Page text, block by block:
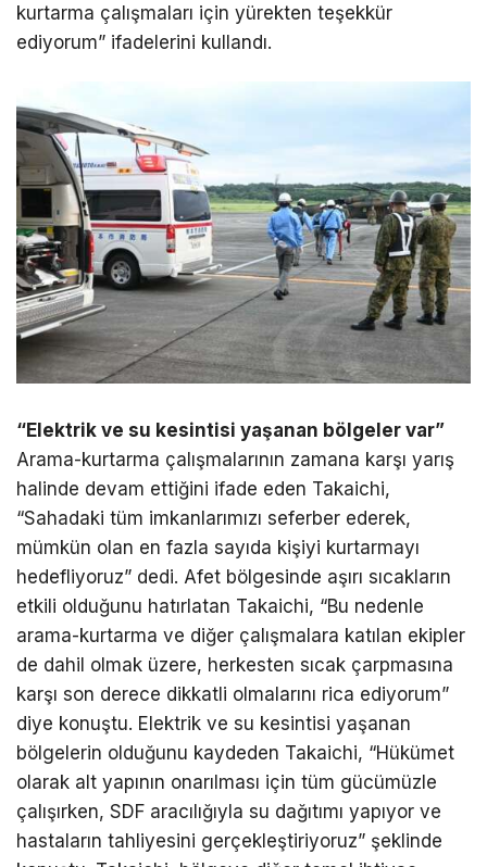
kurtarma çalışmaları için yürekten teşekkür
ediyorum” ifadelerini kullandı.
“Elektrik ve su kesintisi yaşanan bölgeler var”
Arama-kurtarma çalışmalarının zamana karşı yarış
halinde devam ettiğini ifade eden Takaichi,
“Sahadaki tüm imkanlarımızı seferber ederek,
mümkün olan en fazla sayıda kişiyi kurtarmayı
hedefliyoruz” dedi. Afet bölgesinde aşırı sıcakların
etkili olduğunu hatırlatan Takaichi, “Bu nedenle
arama-kurtarma ve diğer çalışmalara katılan ekipler
de dahil olmak üzere, herkesten sıcak çarpmasına
karşı son derece dikkatli olmalarını rica ediyorum”
diye konuştu. Elektrik ve su kesintisi yaşanan
bölgelerin olduğunu kaydeden Takaichi, “Hükümet
olarak alt yapının onarılması için tüm gücümüzle
çalışırken, SDF aracılığıyla su dağıtımı yapıyor ve
hastaların tahliyesini gerçekleştiriyoruz” şeklinde